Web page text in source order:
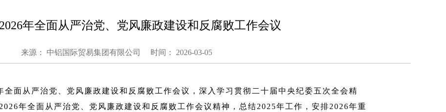
年全面从严治党、党风廉政建设和反腐败工作会议
来源： 中铝国际贸易集团有限公司 时间： 2026-03-05
全面从严治党、党风廉政建设和反腐败工作会议，深入学习贯彻二十届中央纪委五次全会精
年全面从严治党、党风廉政建设和反腐败工作会议精神，总结2025年工作，安排2026年重